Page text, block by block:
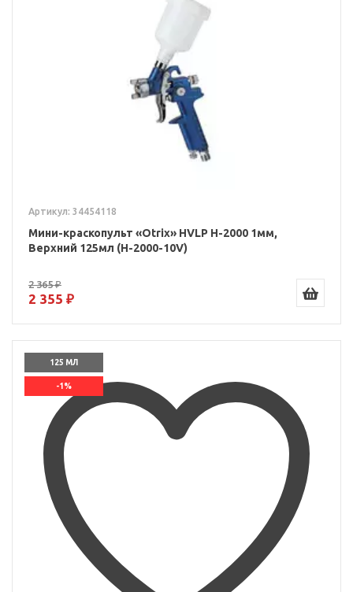
Артикул: 34454118
Мини-краскопульт «Otrix» HVLP H-2000 1мм,
Верхний 125мл (H-2000-10V)
2 365 ₽
2 355 ₽
125 МЛ
-1%